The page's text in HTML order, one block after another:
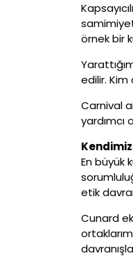
örnek bir
edilir. Kim
Carnival
yardımcı
En büyük
etik
Cunard